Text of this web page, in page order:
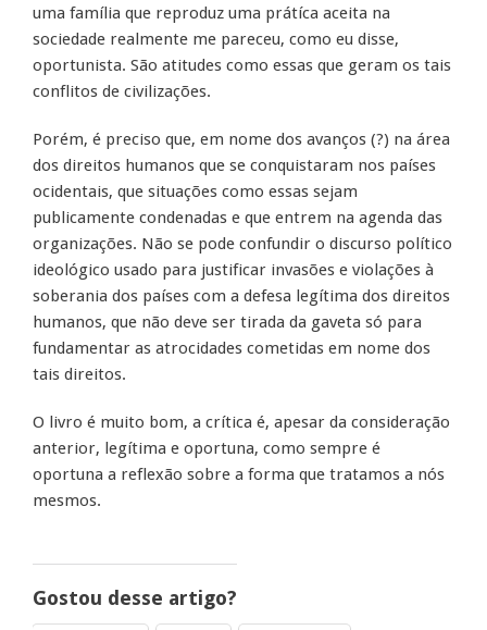
uma família que reproduz uma prátíca aceita na
sociedade realmente me pareceu, como eu disse,
oportunista. São atitudes como essas que geram os tais
conflitos de civilizações.
Porém, é preciso que, em nome dos avanços (?) na área
dos direitos humanos que se conquistaram nos países
ocidentais, que situações como essas sejam
publicamente condenadas e que entrem na agenda das
organizações. Não se pode confundir o discurso político
ideológico usado para justificar invasões e violações à
soberania dos países com a defesa legítima dos direitos
humanos, que não deve ser tirada da gaveta só para
fundamentar as atrocidades cometidas em nome dos
tais direitos.
O livro é muito bom, a crítica é, apesar da consideração
anterior, legítima e oportuna, como sempre é
oportuna a reflexão sobre a forma que tratamos a nós
mesmos.
Gostou desse artigo?